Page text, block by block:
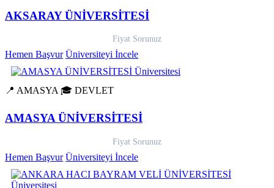
AKSARAY ÜNİVERSİTESİ
Fiyat Sorunuz
Hemen Başvur Üniversiteyi İncele
📍 AMASYA 🎓 DEVLET
AMASYA ÜNİVERSİTESİ
Fiyat Sorunuz
Hemen Başvur Üniversiteyi İncele